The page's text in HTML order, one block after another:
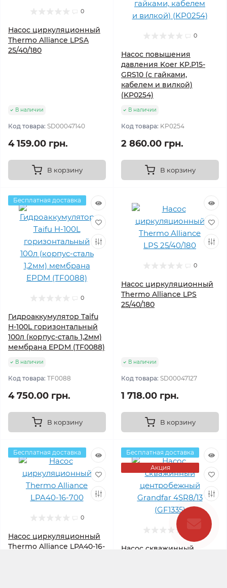
0
Насос циркуляционный
Thermo Alliance LPSA
25/40/180
В наличии
Код товара: SD00047140
4 159.00 грн.
В корзину
0
Насос повышения
давления Koer KP.P15-
GRS10 (с гайками,
кабелем и вилкой)
(KP0254)
В наличии
Код товара: KP0254
2 860.00 грн.
В корзину
Бесплатная доставка
0
Гидроаккумулятор Taifu
H-100L горизонтальный
100л (корпус-сталь 1,2мм)
мембрана EPDM (TF0088)
В наличии
Код товара: TF0088
4 750.00 грн.
В корзину
0
Насос циркуляционный
Thermo Alliance LPS
25/40/180
В наличии
Код товара: SD00047127
1 718.00 грн.
В корзину
Бесплатная доставка
0
Насос циркуляционный
Thermo Alliance LPA40-16-
Бесплатная доставка
Акция
Насос скважинный